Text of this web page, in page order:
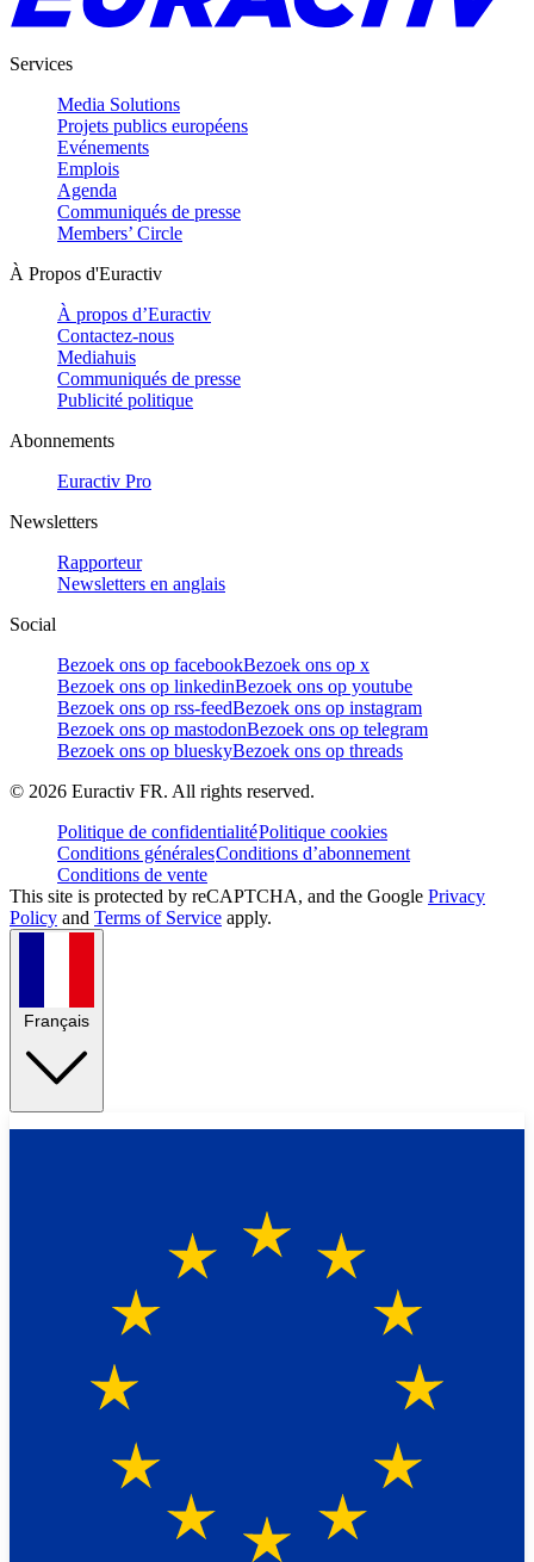
Services
Media Solutions
Projets publics européens
Evénements
Emplois
Agenda
Communiqués de presse
Members’ Circle
À Propos d'Euractiv
À propos d’Euractiv
Contactez-nous
Mediahuis
Communiqués de presse
Publicité politique
Abonnements
Euractiv Pro
Newsletters
Rapporteur
Newsletters en anglais
Social
Bezoek ons op facebookBezoek ons op x
Bezoek ons op linkedinBezoek ons op youtube
Bezoek ons op rss-feedBezoek ons op instagram
Bezoek ons op mastodonBezoek ons op telegram
Bezoek ons op blueskyBezoek ons op threads
© 2026 Euractiv FR. All rights reserved.
Politique de confidentialitéPolitique cookies
Conditions généralesConditions d’abonnement
Conditions de vente
This site is protected by reCAPTCHA, and the Google Privacy
Policy and Terms of Service apply.
Français